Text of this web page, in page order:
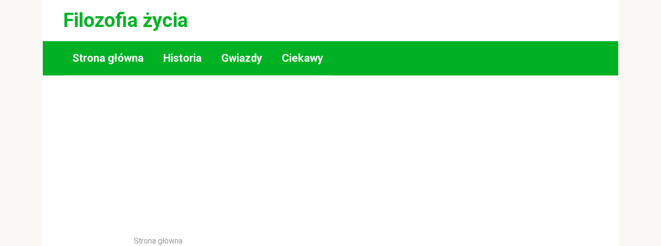
Filozofia życia
Strona główna Historia Gwiazdy Ciekawy
Strona główna